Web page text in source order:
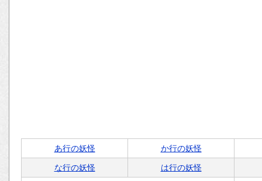
あ行の妖怪 か行の妖怪
な行の妖怪 は行の妖怪